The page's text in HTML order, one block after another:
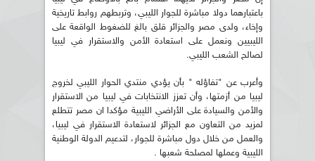
باعتبارهما دولا مباشرة للجوار الليبي، وتربطهم روابط تاريخية
وإخاء، ولدى مصر والجزائر قلق بالغ للضغوط الواقعة على
الليبيين ونعمل على استعادة الأمن والاستقرار في ليبيا
لصالح الشعب الليبي.
وأعرب عن "تفاؤله " بأن يؤدي منتدي الحوار الليبي لخروج
ليبيا من أزمتها، وأن تعزز الانتخابات في ليبيا من الاستقرار
والأمن والسيادة على الأراضي الليبية مؤكدا ان مصر تتطلع
لمزيد من التعاون مع الجزائر لاستعادة الاستقرار في ليبيا،
والعمل من خلال دول مباشرة للجوار، لتدعيم الدولة الوطنية
الليبية وعملها لمصلحة شعبها .